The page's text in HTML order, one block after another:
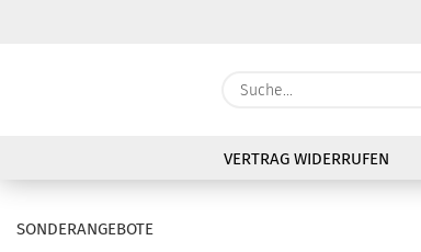
VERTRAG WIDERRUFEN
SONDERANGEBOTE